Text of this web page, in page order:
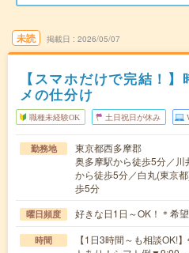
未読 掲載日 2026/05/07
【スマホだけで完結！
メの仕分け
職種未経験OK 土日祝日が休み
勤務地
東京都西多摩郡
奥多摩駅から徒歩5分／
から徒歩5分／白丸(東京
歩5分
曜日頻度 好きな日1日～OK！＊希
時間
【1日3時間～も相談OK!